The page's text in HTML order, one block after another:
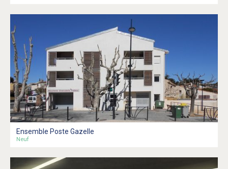
Ensemble Poste Gazelle
Neuf